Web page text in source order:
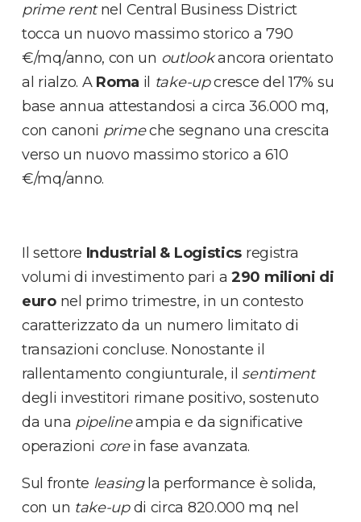
prime rentnel Central Business District
tocca un nuovo massimo storico a 790
€/mq/anno, con un outlookancora orientato
al rialzo. A Roma il take-upcresce del 17% su
base annua attestandosi a circa 36.000 mq,
con canoni primeche segnano una crescita
verso un nuovo massimo storico a 610
€/mq/anno.
Il settore Industrial & Logistics registra
volumi di investimento pari a 290 milioni di
euronel primo trimestre, in un contesto
caratterizzato da un numero limitato di
transazioni concluse. Nonostante il
rallentamento congiunturale, il sentiment
degli investitori rimane positivo, sostenuto
da una pipelineampia e da significative
operazioni corein fase avanzata.
Sul fronte leasingla performance è solida,
con un take-updi circa 820.000 mq nel